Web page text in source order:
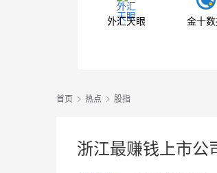
外汇天眼 金十
首页 热点 股指
浙江最赚钱上市公